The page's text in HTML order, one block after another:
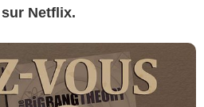
Netflix.